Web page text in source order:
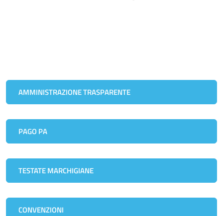
AMMINISTRAZIONE TRASPARENTE
PAGO PA
TESTATE MARCHIGIANE
CONVENZIONI